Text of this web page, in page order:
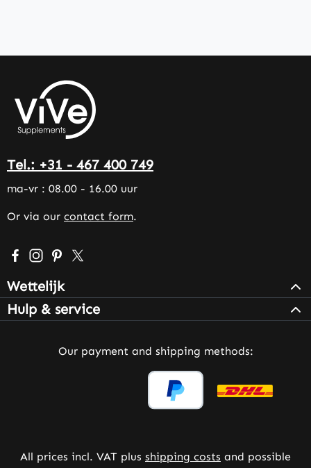
Tel.: +31 - 467 400 749
ma-vr : 08.00 - 16.00 uur
Or via our contact form.
Visit us on Facebook – opens in a new browser tab
Check us out on Instagram – opens in a new
Get inspired on Pinterest – opens in a new
Follow us on X – opens in a new browser
Wettelijk
Hulp & service
Our payment and shipping methods:
All prices incl. VAT plus shipping costs and possible